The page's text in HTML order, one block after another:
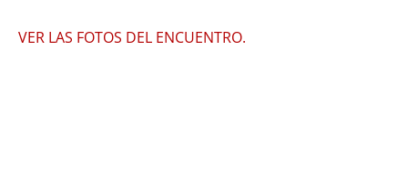
VER LAS FOTOS DEL ENCUENTRO.